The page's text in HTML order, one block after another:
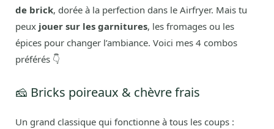
de brick, dorée à la perfection dans le Airfryer. Mais tu
peux jouer sur les garnitures, les fromages ou les
épices pour changer l’ambiance. Voici mes 4 combos
préférés 👇
🧀 Bricks poireaux & chèvre frais
Un grand classique qui fonctionne à tous les coups :